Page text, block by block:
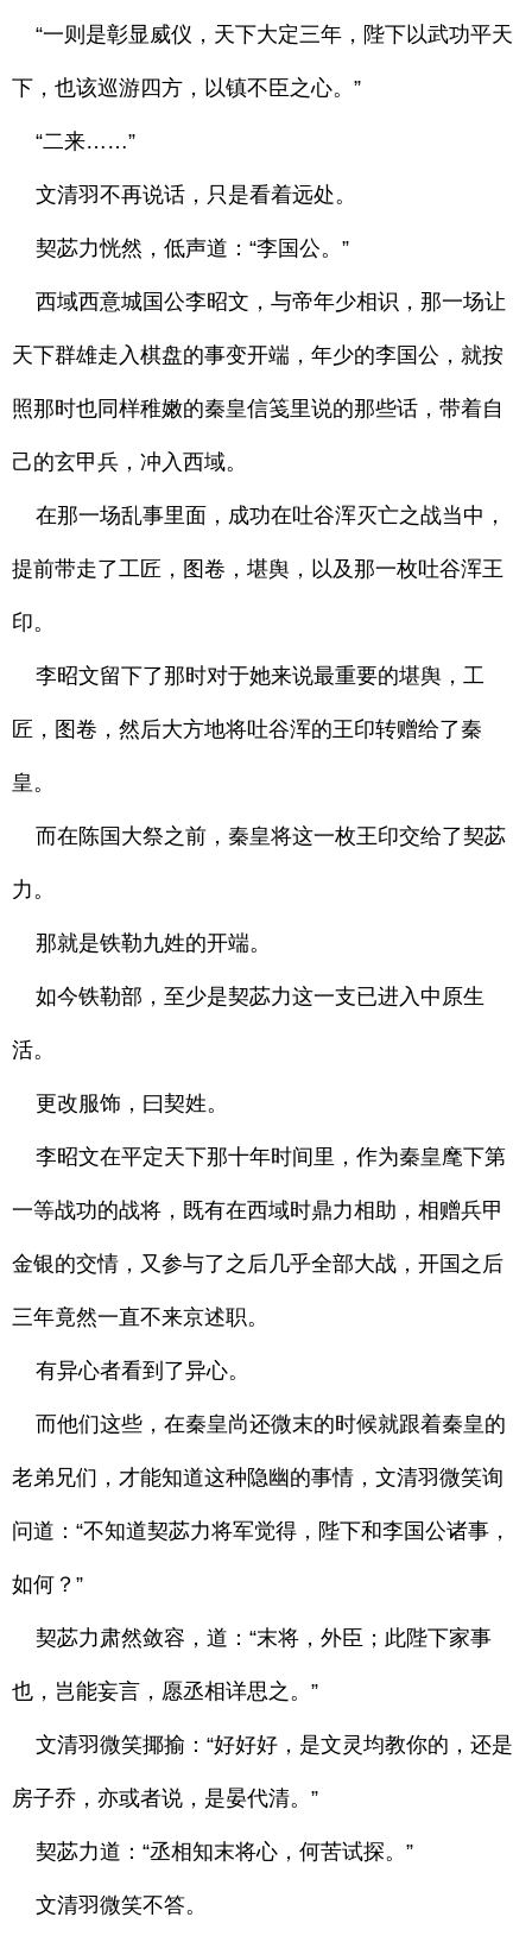
“一则是彰显威仪，天下大定三年，陛下以武功平天
下，也该巡游四方，以镇不臣之心。”
“二来……”
文清羽不再说话，只是看着远处。
契苾力恍然，低声道：“李国公。”
西域西意城国公李昭文，与帝年少相识，那一场让
天下群雄走入棋盘的事变开端，年少的李国公，就按
照那时也同样稚嫩的秦皇信笺里说的那些话，带着自
己的玄甲兵，冲入西域。
在那一场乱事里面，成功在吐谷浑灭亡之战当中，
提前带走了工匠，图卷，堪舆，以及那一枚吐谷浑王
印。
李昭文留下了那时对于她来说最重要的堪舆，工
匠，图卷，然后大方地将吐谷浑的王印转赠给了秦
皇。
而在陈国大祭之前，秦皇将这一枚王印交给了契苾
力。
那就是铁勒九姓的开端。
如今铁勒部，至少是契苾力这一支已进入中原生
活。
更改服饰，曰契姓。
李昭文在平定天下那十年时间里，作为秦皇麾下第
一等战功的战将，既有在西域时鼎力相助，相赠兵甲
金银的交情，又参与了之后几乎全部大战，开国之后
三年竟然一直不来京述职。
有异心者看到了异心。
而他们这些，在秦皇尚还微末的时候就跟着秦皇的
老弟兄们，才能知道这种隐幽的事情，文清羽微笑询
问道：“不知道契苾力将军觉得，陛下和李国公诸事，
如何？”
契苾力肃然敛容，道：“末将，外臣；此陛下家事
也，岂能妄言，愿丞相详思之。”
文清羽微笑揶揄：“好好好，是文灵均教你的，还是
房子乔，亦或者说，是晏代清。”
契苾力道：“丞相知末将心，何苦试探。”
文清羽微笑不答。